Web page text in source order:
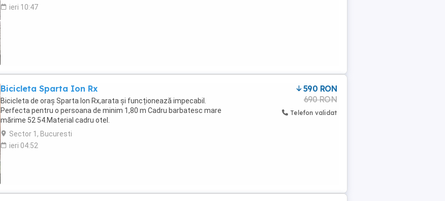
ieri 10:47
Bicicleta Sparta Ion Rx
Bicicleta de oraș Sparta Ion Rx,arata și funcționează impecabil.
Perfecta pentru o persoana de minim 1,80 m Cadru barbatesc mare
mărime 52 54.Material cadru otel.
Sector 1, Bucuresti
ieri 04:52
590 RON
690 RON
Telefon validat